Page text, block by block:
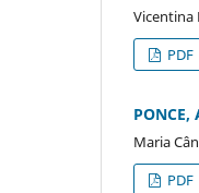
Vicentina
PDF
Maria
PDF